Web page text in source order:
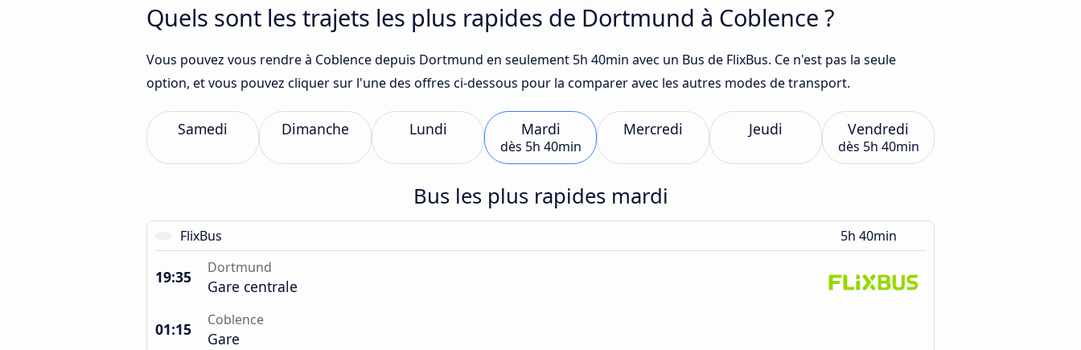
Quels sont les trajets les plus rapides de Dortmund à Coblence ?
Vous pouvez vous rendre à Coblence depuis Dortmund en seulement 5h 40min avec un Bus de FlixBus. Ce n'est pas la seule
option, et vous pouvez cliquer sur l'une des offres ci-dessous pour la comparer avec les autres modes de transport.
Samedi Dimanche Lundi Mardi
dès 5h 40min
Mercredi Jeudi Vendredi
dès 5h 40min
Bus les plus rapides mardi
FlixBus 5h 40min
19:35 Dortmund
Gare centrale
01:15 Coblence
Gare